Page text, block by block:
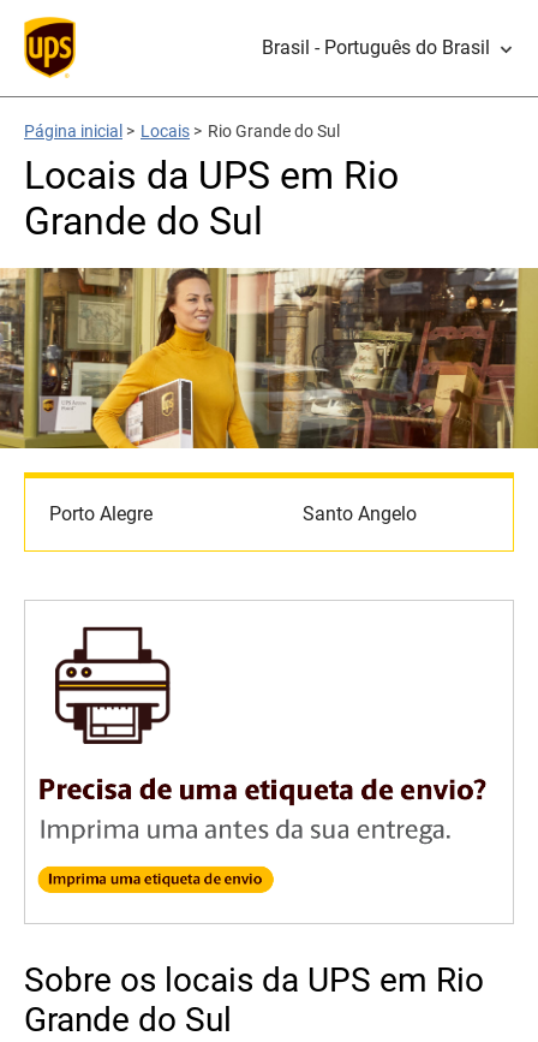
Brasil - Português do Brasil
Página inicial > Locais > Rio Grande do Sul
Locais da UPS em Rio
Grande do Sul
Porto Alegre Santo Angelo
Sobre os locais da UPS em Rio
Grande do Sul